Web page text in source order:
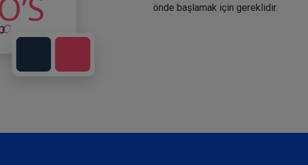
önde başlamak için gereklidir.